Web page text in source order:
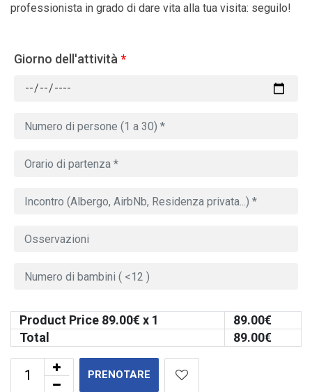
professionista in grado di dare vita alla tua visita: seguilo!
Giorno dell'attività*
Product Price 89.00€ x 1 89.00€
Total
89.00€
PRENOTARE